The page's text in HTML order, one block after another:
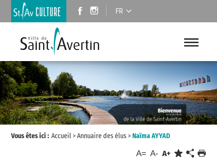
FR
Vous êtes ici : Accueil>Annuaire des élus>Naïma AYYAD
A= A- A+